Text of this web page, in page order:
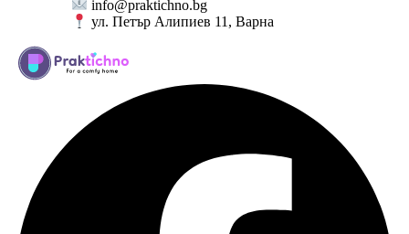
info@praktichno.bg
ул. Петър Алипиев 11, Варна